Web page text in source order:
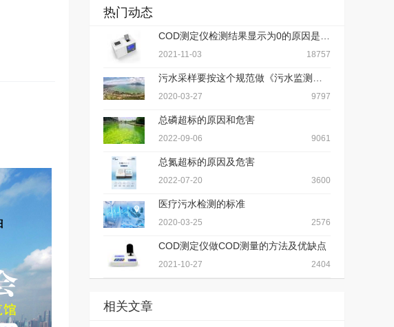
热门动态
2021-11-03 18757
2020-03-27 9797
总磷超标的原因和危害
2022-09-06 9061
总氮超标的原因及危害
2022-07-20 3600
医疗污水检测的标准
2020-03-25 2576
COD测定仪做COD测量的方法及优缺点
2021-10-27 2404
相关文章